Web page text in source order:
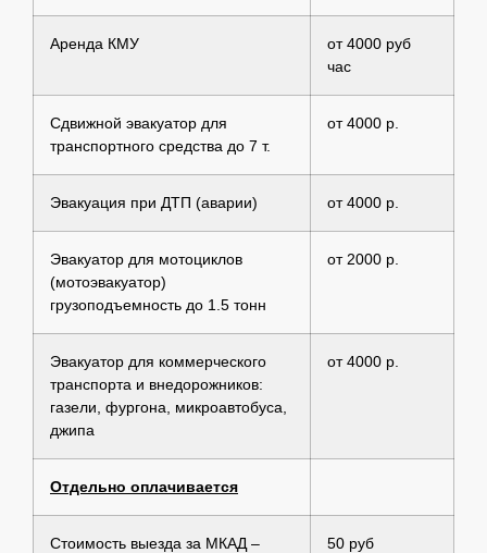
Аренда КМУ
от 4000 руб
час
Сдвижной эвакуатор для
транспортного средства до 7 т.
от 4000 р.
Эвакуация при ДТП (аварии) от 4000 р.
Эвакуатор для мотоциклов
(мотоэвакуатор)
грузоподъемность до 1.5 тонн
от 2000 р.
Эвакуатор для коммерческого
транспорта и внедорожников:
газели, фургона, микроавтобуса,
джипа
от 4000 р.
Отдельно оплачивается
Стоимость выезда за МКАД –
50 руб